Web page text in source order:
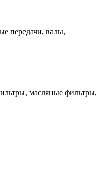
передачи, валы,
масляные фильтры,